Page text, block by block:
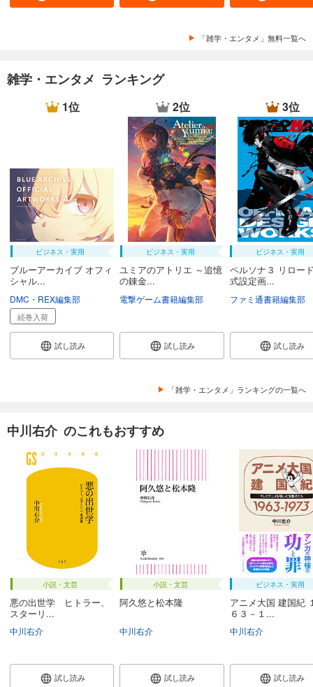
「雑学・エンタメ」無料一覧へ
雑学・エンタメ ランキング
1位
ビジネス・実用
ブルーアーカイブ オフィ
シャル...
DMC・REX編集部
続巻入荷
試し読み
2位
ビジネス・実用
ユミアのアトリエ ～追憶
の錬金...
電撃ゲーム書籍編集部
試し読み
3位
ビジネス・実用
ペルソナ３ リロー
式設定画...
ファミ通書籍編集部
試し読み
「雑学・エンタメ」ランキングの一覧へ
中川右介 のこれもおすすめ
小説・文芸
悪の出世学 ヒトラー、
スターリ...
中川右介
試し読み
小説・文芸
阿久悠と松本隆
中川右介
試し読み
ビジネス・実用
アニメ大国 建国紀
６３－１...
中川右介
試し読み